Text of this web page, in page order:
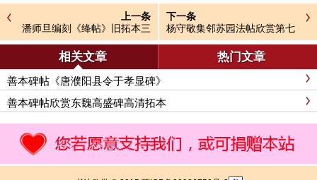
上一条
潘师旦编刻《绛帖》旧拓本三
四卷合辑
下一条
杨守敬集邻苏园法帖欣赏第七
八卷合辑
相关文章 热门文章
善本碑帖《唐濮阳县令于孝显碑》
善本碑帖欣赏东魏高盛碑高清拓本